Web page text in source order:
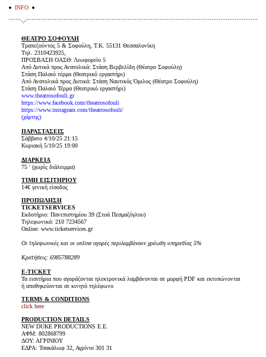
INFO
ΘΕΑΤΡΟ ΣΟΦΟΥΛΗ
Τραπεζούντος 5 & Σοφούλη, Τ.Κ. 55131 Θεσσαλονίκη
Τηλ. 2310423925,
ΠΡΟΣΒΑΣΗ ΟΑΣΘ: Λεωφορείο 5
Από Δυτικά προς Ανατολικά: Στάση Βερβελίδη (Θέατρο Σοφούλη)
Στάση Παλαιό τέρμα (Θεατρικό εργαστήρι)
Από Ανατολικά προς Δυτικά: Στάση Ναυτικός Όμιλος (Θέατρο Σοφούλη)
Στάση Παλαιό Τέρμα (Θεατρικό εργαστήρι)
www.theatrosofouli.gr
https://www.facebook.com/theatrosofouli
https://www.instagram.com/theatrosofouli/
(χάρτης)
ΠΑΡΑΣΤΑΣΕΙΣ
Σάββατο 4/10/25 21:15
Κυριακή 5/10/25 19:00
ΔΙΑΡΚΕΙΑ
75 ' (χωρίς διάλειμμα)
ΤΙΜΗ ΕΙΣΙΤΗΡΙΟΥ
14€ γενική είσοδος
ΠΡΟΠΩΛΗΣΗ
TICKETSERVICES
Εκδοτήριο: Πανεπιστημίου 39 (Στοά Πεσμαζόγλου)
Τηλεφωνικά: 210 7234567
Online: www.ticketservices.gr
Οι τηλεφωνικές και οι online αγορές περιλαμβάνουν χρέωση υπηρεσίας 5%
Κρατήσεις: 6985788289
E-TICKET
Τα εισιτήρια που αγοράζονται ηλεκτρονικά λαμβάνονται σε μορφή PDF και εκτυπώνονται
ή αποθηκεύονται σε κινητό τηλέφωνο
TERMS & CONDITIONS
click here
PRODUCTION DETAILS
NEW DUKE PRODUCTIONS Ε.Ε.
ΑΦΜ: 802868799
ΔΟΥ: ΑΓΡΙΝΙΟΥ
ΕΔΡΑ: Τσακάλωφ 32, Αγρίνιο 301 31